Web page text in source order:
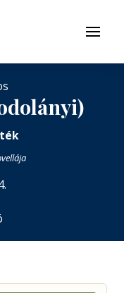
Menü